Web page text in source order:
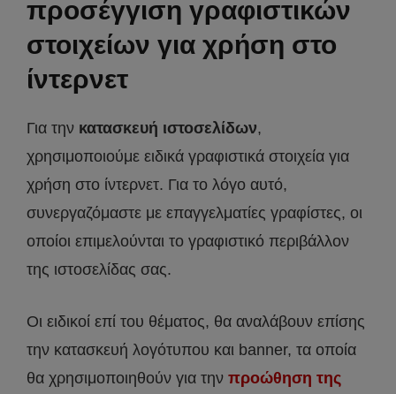
προσέγγιση γραφιστικών
στοιχείων για χρήση στο
ίντερνετ
Για την κατασκευή ιστοσελίδων,
χρησιμοποιούμε ειδικά γραφιστικά στοιχεία για
χρήση στο ίντερνετ. Για το λόγο αυτό,
συνεργαζόμαστε με επαγγελματίες γραφίστες, οι
οποίοι επιμελούνται το γραφιστικό περιβάλλον
της ιστοσελίδας σας.
Οι ειδικοί επί του θέματος, θα αναλάβουν επίσης
την κατασκευή λογότυπου και banner, τα οποία
θα χρησιμοποιηθούν για την προώθηση της